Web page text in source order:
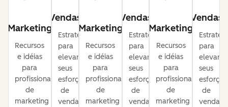
Marketing
Recursos
e idéias
para
profissionais
de
marketing
Vendas
Estratégias
para
elevar
seus
esforços
de
vendas.
Marketing
Recursos
e idéias
para
profissionais
de
marketing
Vendas
Estratégias
para
elevar
seus
esforços
de
vendas.
Marketing
Recursos
e idéias
para
profissionais
de
marketing
Vendas
para
elevar
seus
esforços
de
vendas.